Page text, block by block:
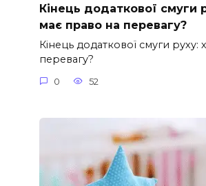
Кінець додаткової смуги
має право на перевагу?
Кінець додаткової смуги руху:
перевагу?
0 52